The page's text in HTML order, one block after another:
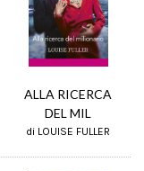
ALLA RICERCA
DEL MIL
di LOUISE FULLER